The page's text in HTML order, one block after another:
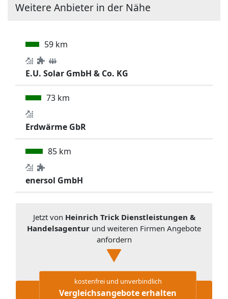
Weitere Anbieter in der Nähe
59 km
E.U. Solar GmbH & Co. KG
73 km
Erdwärme GbR
85 km
enersol GmbH
Jetzt von Heinrich Trick Dienstleistungen &
Handelsagentur und weiteren Firmen Angebote
anfordern
kostenfrei und unverbindlich
Vergleichsangebote erhalten